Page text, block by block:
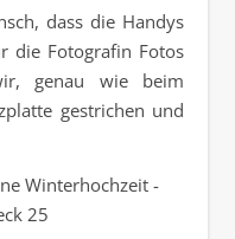
dass die Handys
die Fotografin Fotos
genau wie beim
gestrichen und